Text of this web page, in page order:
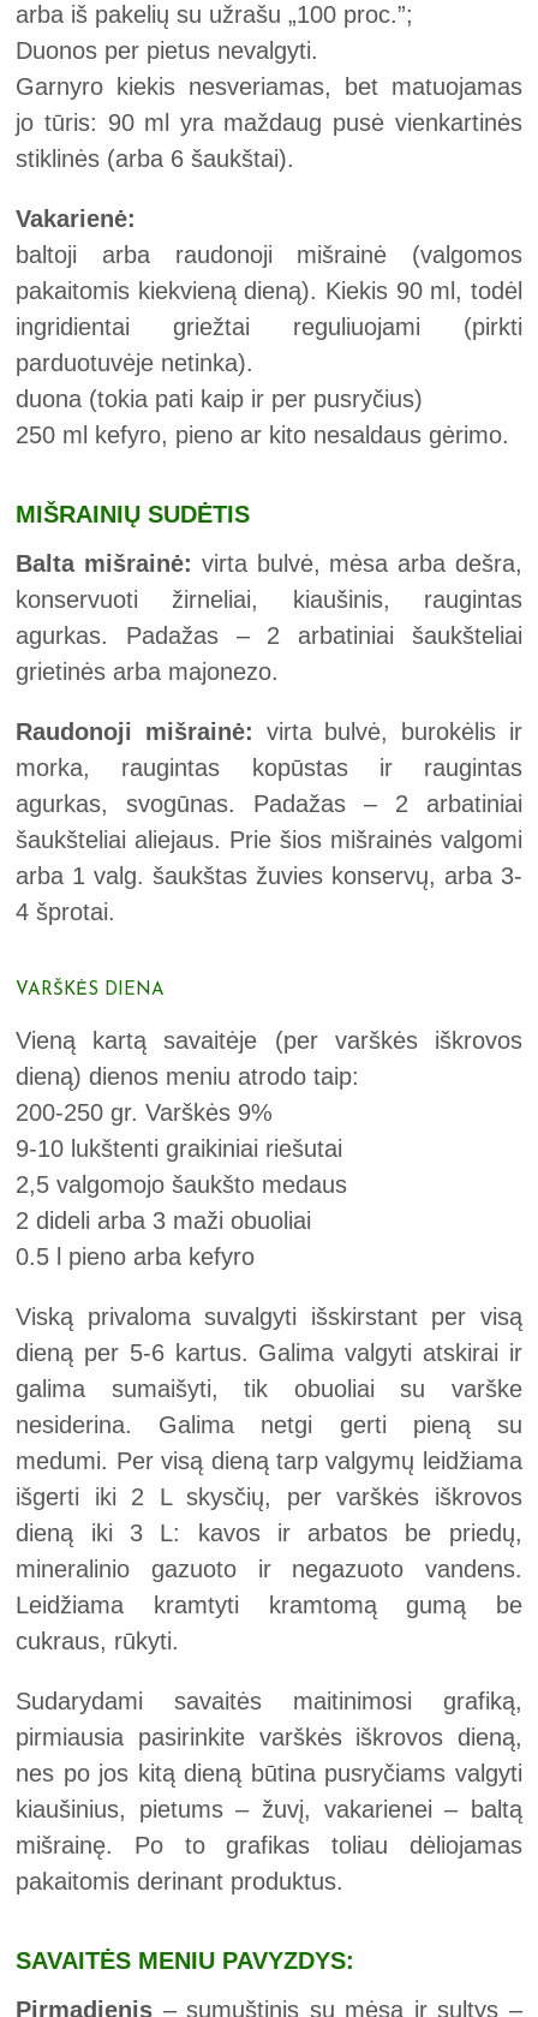
arba iš pakelių su užrašu „100 proc.”;
Duonos per pietus nevalgyti.
Garnyro kiekis nesveriamas, bet matuojamas
jo tūris: 90 ml yra maždaug pusė vienkartinės
stiklinės (arba 6 šaukštai).
Vakarienė:
baltoji arba raudonoji mišrainė (valgomos
pakaitomis kiekvieną dieną). Kiekis 90 ml, todėl
ingridientai griežtai reguliuojami (pirkti
parduotuvėje netinka).
duona (tokia pati kaip ir per pusryčius)
250 ml kefyro, pieno ar kito nesaldaus gėrimo.
MIŠRAINIŲ SUDĖTIS
Balta mišrainė: virta bulvė, mėsa arba dešra,
konservuoti žirneliai, kiaušinis, raugintas
agurkas. Padažas – 2 arbatiniai šaukšteliai
grietinės arba majonezo.
Raudonoji mišrainė: virta bulvė, burokėlis ir
morka, raugintas kopūstas ir raugintas
agurkas, svogūnas. Padažas – 2 arbatiniai
šaukšteliai aliejaus. Prie šios mišrainės valgomi
arba 1 valg. šaukštas žuvies konservų, arba 3-
4 šprotai.
VARŠKĖS DIENA
Vieną kartą savaitėje (per varškės iškrovos
dieną) dienos meniu atrodo taip:
200-250 gr. Varškės 9%
9-10 lukštenti graikiniai riešutai
2,5 valgomojo šaukšto medaus
2 dideli arba 3 maži obuoliai
0.5 l pieno arba kefyro
Viską privaloma suvalgyti išskirstant per visą
dieną per 5-6 kartus. Galima valgyti atskirai ir
galima sumaišyti, tik obuoliai su varške
nesiderina. Galima netgi gerti pieną su
medumi. Per visą dieną tarp valgymų leidžiama
išgerti iki 2 L skysčių, per varškės iškrovos
dieną iki 3 L: kavos ir arbatos be priedų,
mineralinio gazuoto ir negazuoto vandens.
Leidžiama kramtyti kramtomą gumą be
cukraus, rūkyti.
Sudarydami savaitės maitinimosi grafiką,
pirmiausia pasirinkite varškės iškrovos dieną,
nes po jos kitą dieną būtina pusryčiams valgyti
kiaušinius, pietums – žuvį, vakarienei – baltą
mišrainę. Po to grafikas toliau dėliojamas
pakaitomis derinant produktus.
SAVAITĖS MENIU PAVYZDYS:
Pirmadienis – sumuštinis su mėsa ir sultys –